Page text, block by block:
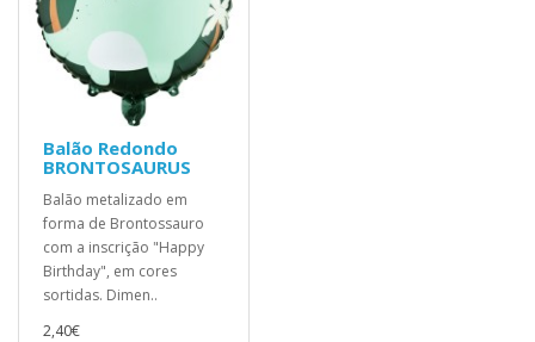
Balão Redondo
BRONTOSAURUS
Balão metalizado em
forma de Brontossauro
com a inscrição "Happy
Birthday", em cores
sortidas. Dimen..
2,40€